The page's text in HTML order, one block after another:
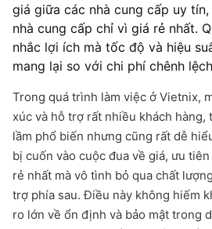
giá giữa các nhà cung cấp uy
nhà cung cấp chỉ vì giá rẻ nhất.
nhắc lợi ích mà tốc độ và hiệu
mang lại so với chi phí chênh
Trong quá trình làm việc ở Vietnix,
xúc và hỗ trợ rất nhiều khách hàng,
lầm phổ biến nhưng cũng rất dễ
bị cuốn vào cuộc đua về giá, ưu
rẻ nhất mà vô tình bỏ qua chất
trợ phía sau. Điều này không hiếm
ro lớn về ổn định và bảo mật trong